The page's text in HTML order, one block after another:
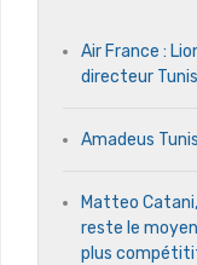
Air France :
directeur
Amadeus
Matteo
reste le
plus